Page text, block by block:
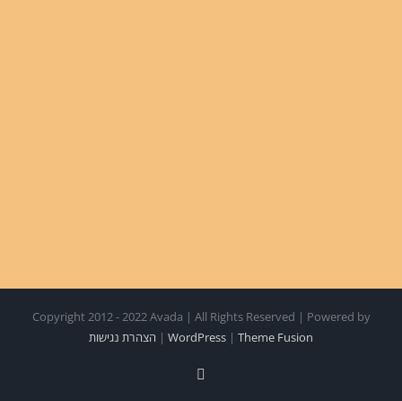
Copyright 2012 - 2022 Avada | All Rights Reserved | Powered by
WordPress | Theme Fusion
| הצהרת נגישות